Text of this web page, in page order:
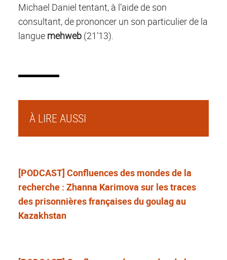
Michael Daniel tentant, à l’aide de son
consultant, de prononcer un son particulier de la
langue mehweb (21’13).
À LIRE AUSSI
[PODCAST] Confluences des mondes de la
recherche : Zhanna Karimova sur les traces
des prisonnières françaises du goulag au
Kazakhstan